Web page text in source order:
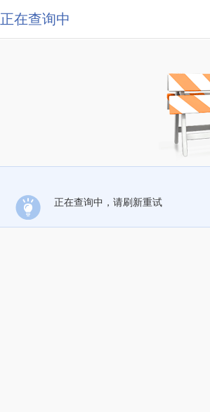
正在查询中
正在查询中，请刷新重试